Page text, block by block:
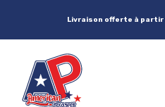
Livraison offerte à partir